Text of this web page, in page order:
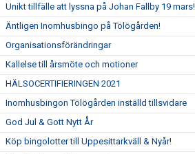
Unikt tillfälle att lyssna på Johan Fallby 19 mars!
Äntligen Inomhusbingo på Tölögården!
Organisationsförändringar
Kallelse till årsmöte och motioner
HÄLSOCERTIFIERINGEN 2021
Inomhusbingon Tölögården inställd tillsvidare
God Jul & Gott Nytt År
Köp bingolotter till Uppesittarkväll & Nyår!